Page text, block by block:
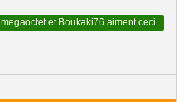
megaoctetet Boukaki76 aiment ceci